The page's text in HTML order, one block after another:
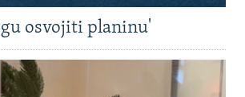
osvojiti planinu'